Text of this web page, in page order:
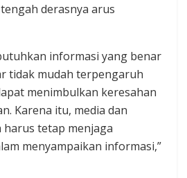
derasnya arus
informasi yang benar
tidak mudah terpengaruh
menimbulkan keresahan
Karena itu, media dan
harus tetap menjaga
menyampaikan informasi,”